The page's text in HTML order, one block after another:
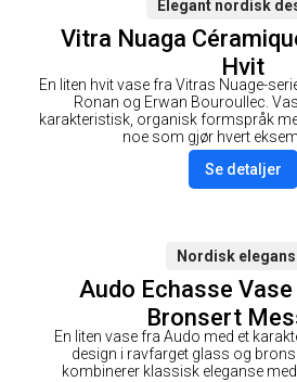
Elegant nordisk
Vitra Nuaga
Hvit
En liten hvit vase fra Vitras Nuage-
Ronan og Erwan Bouroullec.
karakteristisk, organisk formspråk
noe som gjør hvert
Se detaljer
Nordisk
Audo Echasse
Bronsert
En liten vase fra Audo med et
design i ravfarget glass og
kombinerer klassisk eleganse